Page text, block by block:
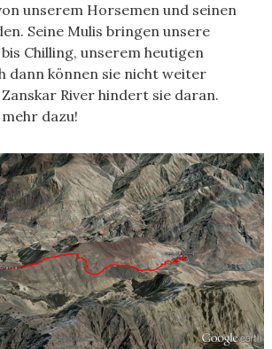
unserem Horsemen und seinen
Seine Mulis bringen unsere
Chilling, unserem heutigen
dann können sie nicht weiter
River hindert sie daran.
dazu!